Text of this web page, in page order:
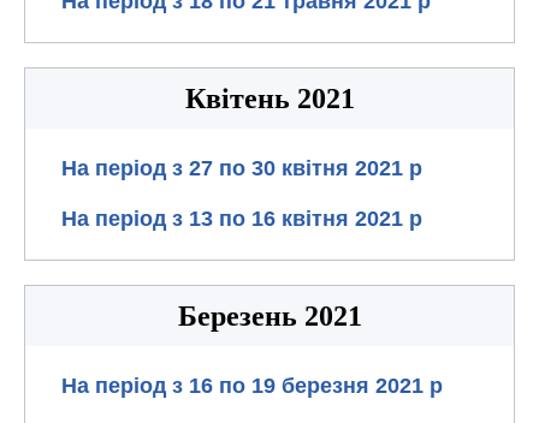
Квітень 2021
На період з 27 по 30 квітня 2021 р
На період з 13 по 16 квітня 2021 р
Березень 2021
На період з 16 по 19 березня 2021 р